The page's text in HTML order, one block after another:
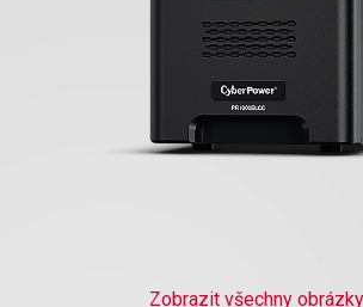
Zobrazit všechny obrázky